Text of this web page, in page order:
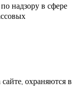
надзору в сфере
охраняются в